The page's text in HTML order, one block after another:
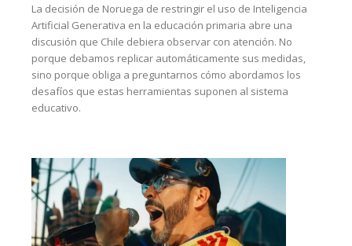
La decisión de Noruega de restringir el uso de Inteligencia
Artificial Generativa en la educación primaria abre una
discusión que Chile debiera observar con atención. No
porque debamos replicar automáticamente sus medidas,
sino porque obliga a preguntarnos cómo abordamos los
desafíos que estas herramientas suponen al sistema
educativo.